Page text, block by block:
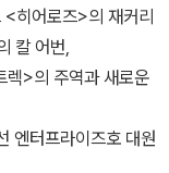
히어로즈>의 재커리
칼 어번,
>의 주역과 새로운
엔터프라이즈호 대원